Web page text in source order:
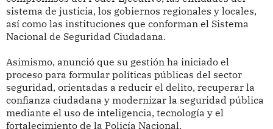
sistema de justicia, los gobiernos regionales y locales,
así como las instituciones que conforman el Sistema
Nacional de Seguridad Ciudadana.
Asimismo, anunció que su gestión ha iniciado el
proceso para formular políticas públicas del sector
seguridad, orientadas a reducir el delito, recuperar la
confianza ciudadana y modernizar la seguridad pública
mediante el uso de inteligencia, tecnología y el
fortalecimiento de la Policía Nacional.